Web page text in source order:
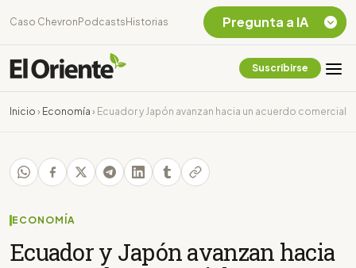
Caso Chevron Podcasts Historias
Suscribirse
Inicio › Economía › Ecuador y Japón avanzan hacia un acuerdo comercial
ECONOMÍA
Ecuador y Japón avanzan hacia
Pregunta a IA
Chevron Ecuador